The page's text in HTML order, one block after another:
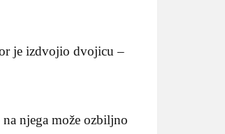
je izdvojio dvojicu –
njega može ozbiljno